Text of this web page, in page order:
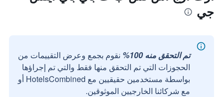
جي
تم التحقق منه 100%
نقوم بجمع وعرض التقييمات من
الحجوزات التي تم التحقق منها فقط والتي تم إجراؤها
بواسطة مستخدمين حقيقيين مع HotelsCombined أو
مع شركائنا الخارجيين الموثوقين.